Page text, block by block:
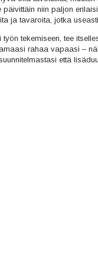
päivittäin niin paljon
ja tavaroita, jotka
tekemiseen, tee
rahaa vapaasi –
että